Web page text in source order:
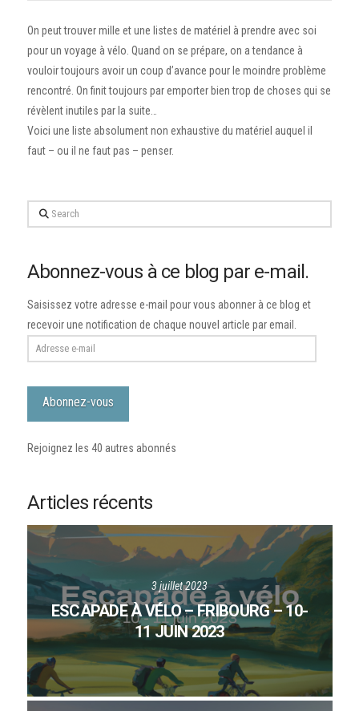
On peut trouver mille et une listes de matériel à prendre avec soi
pour un voyage à vélo. Quand on se prépare, on a tendance à
vouloir toujours avoir un coup d’avance pour le moindre problème
rencontré. On finit toujours par emporter bien trop de choses qui se
révèlent inutiles par la suite…
Voici une liste absolument non exhaustive du matériel auquel il
faut – ou il ne faut pas – penser.
Search
Abonnez-vous à ce blog par e-mail.
Saisissez votre adresse e-mail pour vous abonner à ce blog et
recevoir une notification de chaque nouvel article par email.
Adresse
e-
mail
Abonnez-vous
Rejoignez les 40 autres abonnés
Articles récents
3 juillet 2023
ESCAPADE À VÉLO – FRIBOURG – 10-
11 JUIN 2023